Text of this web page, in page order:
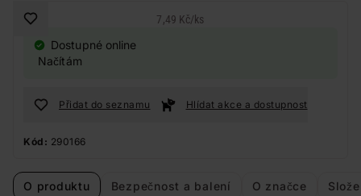
7,49 Kč/ks
Dostupné online
Načítám
Přidat do seznamu Hlídat akce a dostupnost
Kód: 290166
O produktu Bezpečnost a balení O značce